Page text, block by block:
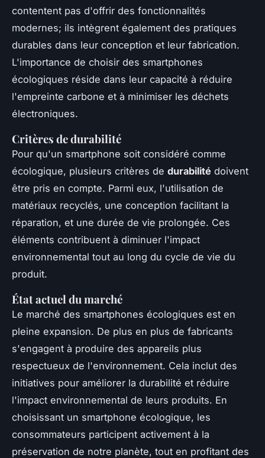
contentent pas d'offrir des fonctionnalités
modernes; ils intègrent également des pratiques
durables dans leur conception et leur fabrication.
L'importance de choisir des smartphones
écologiques réside dans leur capacité à réduire
l'empreinte carbone et à minimiser les déchets
électroniques.
Critères de durabilité
Pour qu'un smartphone soit considéré comme
écologique, plusieurs critères de durabilité doivent
être pris en compte. Parmi eux, l'utilisation de
matériaux recyclés, une conception facilitant la
réparation, et une durée de vie prolongée. Ces
éléments contribuent à diminuer l'impact
environnemental tout au long du cycle de vie du
produit.
État actuel du marché
Le marché des smartphones écologiques est en
pleine expansion. De plus en plus de fabricants
s'engagent à produire des appareils plus
respectueux de l'environnement. Cela inclut des
initiatives pour améliorer la durabilité et réduire
l'impact environnemental de leurs produits. En
choisissant un smartphone écologique, les
consommateurs participent activement à la
préservation de notre planète, tout en profitant des